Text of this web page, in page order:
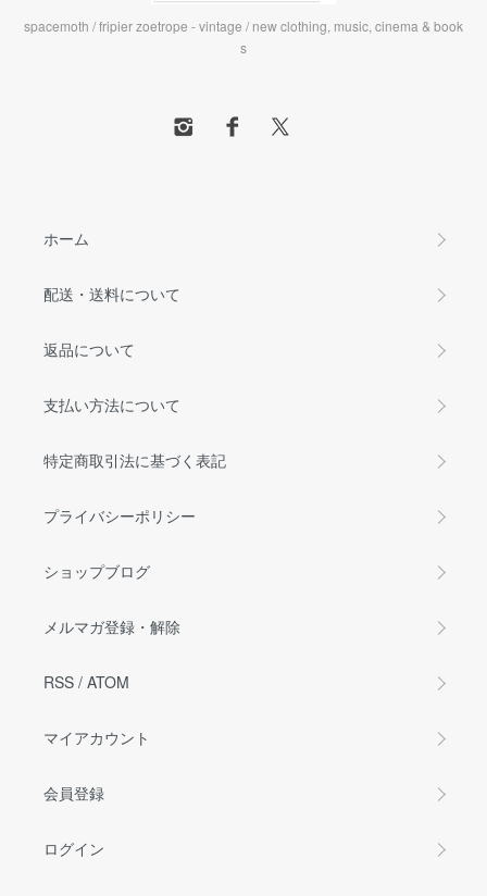
spacemoth / fripier zoetrope - vintage / new clothing, music, cinema & book
s
ホーム
配送・送料について
返品について
支払い方法について
特定商取引法に基づく表記
プライバシーポリシー
ショップブログ
メルマガ登録・解除
RSS / ATOM
マイアカウント
会員登録
ログイン